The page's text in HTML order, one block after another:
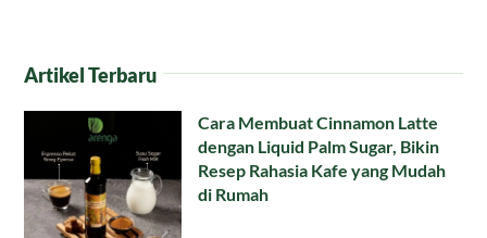
Artikel Terbaru
Cara Membuat Cinnamon Latte
dengan Liquid Palm Sugar, Bikin
Resep Rahasia Kafe yang Mudah
di Rumah